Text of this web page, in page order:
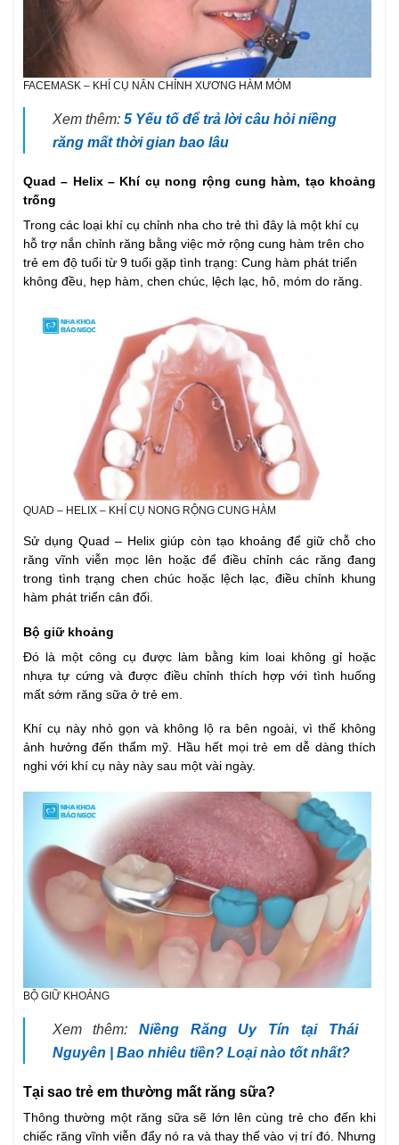
FACEMASK – KHÍ CỤ NẮN CHỈNH XƯƠNG HÀM MÓM
Xem thêm: 5 Yếu tố để trả lời câu hỏi niềng
răng mất thời gian bao lâu
Quad – Helix – Khí cụ nong rộng cung hàm, tạo khoảng
trống
Trong các loại khí cụ chỉnh nha cho trẻ thì đây là một khí cụ
hỗ trợ nắn chỉnh răng bằng việc mở rộng cung hàm trên cho
trẻ em độ tuổi từ 9 tuổi gặp tình trạng: Cung hàm phát triển
không đều, hẹp hàm, chen chúc, lệch lạc, hô, móm do răng.
QUAD – HELIX – KHÍ CỤ NONG RỘNG CUNG HÀM
Sử dụng Quad – Helix giúp còn tạo khoảng để giữ chỗ cho
răng vĩnh viễn mọc lên hoặc để điều chỉnh các răng đang
trong tình trạng chen chúc hoặc lệch lạc, điều chỉnh khung
hàm phát triển cân đối.
Bộ giữ khoảng
Đó là một công cụ được làm bằng kim loai không gỉ hoặc
nhựa tự cứng và được điều chỉnh thích hợp với tình huống
mất sớm răng sữa ở trẻ em.
Khí cụ này nhỏ gọn và không lộ ra bên ngoài, vì thế không
ảnh hưởng đến thẩm mỹ. Hầu hết mọi trẻ em dễ dàng thích
nghi với khí cụ này này sau một vài ngày.
BỘ GIỮ KHOẢNG
Xem thêm:
Niềng Răng Uy Tín tại Thái
Nguyên | Bao nhiêu tiền? Loại nào tốt nhất?
Tại sao trẻ em thường mất răng sữa?
Thông thường một răng sữa sẽ lớn lên cùng trẻ cho đến khi
chiếc răng vĩnh viễn đẩy nó ra và thay thế vào vị trí đó. Nhưng